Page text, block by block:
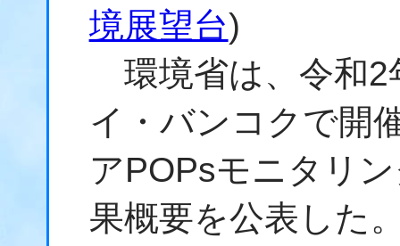
境展望台)
環境省は、令和2
イ・バンコクで開
アPOPsモニタリ
果概要を公表した